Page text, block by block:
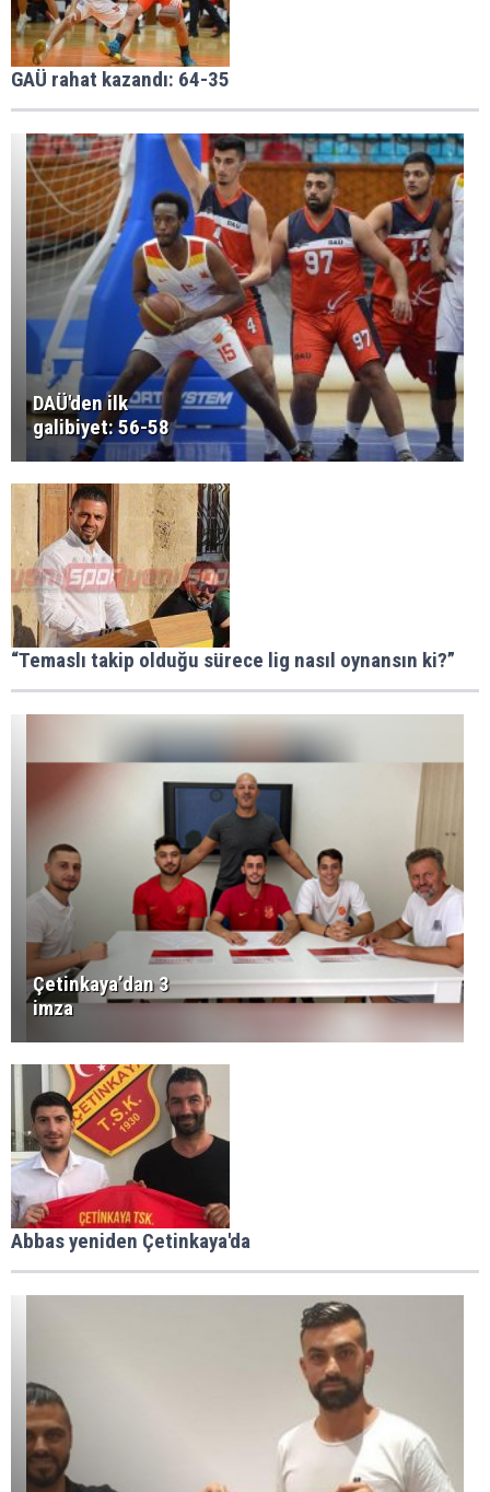
GAÜ rahat kazandı: 64-35
DAÜ'den ilk
galibiyet: 56-58
“Temaslı takip olduğu sürece lig nasıl oynansın ki?”
Çetinkaya’dan 3
imza
Abbas yeniden Çetinkaya'da